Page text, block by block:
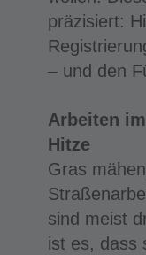
präzisiert:
– und den
Arbeiten
Hitze
Gras
sind meist
ist es, dass